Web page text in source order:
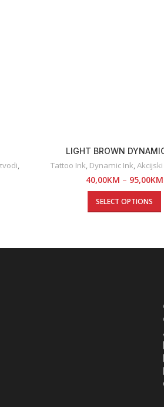
,
LIGHT BROWN
Tattoo Ink, Dynamic Ink,
40,00KM – 95,00KM
SELECT OPTIONS